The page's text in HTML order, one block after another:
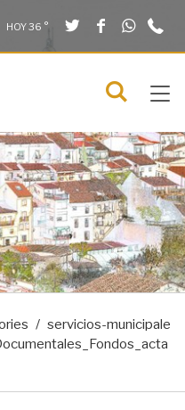
HOY36 ° TwitterFacebook
menú
servicios-municipale